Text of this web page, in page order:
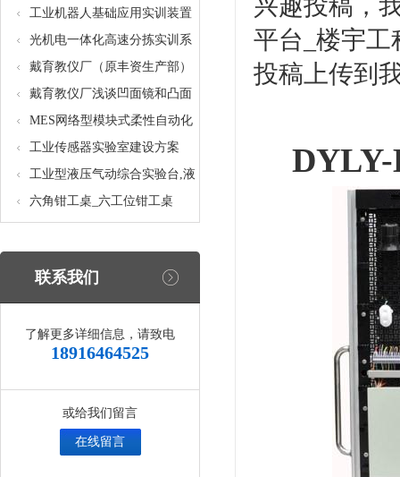
学多功能考核实验实训设备
工业机器人基础应用实训装置
台_工业机器人基础应用实训考
核设备
光机电一体化高速分拣实训系
统_光机电一体化高速分拣实验
实训设备
戴育教仪厂（原丰资生产部）
助力春季高教仪器展
戴育教仪厂浅谈凹面镜和凸面
镜的区别之处
MES网络型模块式柔性自动化
生产线实验系统(八站)_模块柔
性自动化生产线教学实训设备
工业传感器实验室建设方案
工业型液压气动综合实验台,液
压气动综合实训台
六角钳工桌_六工位钳工桌
联系我们
了解更多详细信息，请致电
18916464525
或给我们留言
在线留言
兴趣投稿，
平台_楼宇
投稿上传到